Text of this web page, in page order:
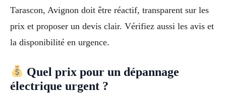
Tarascon, Avignon doit être réactif, transparent sur les
prix et proposer un devis clair. Vérifiez aussi les avis et
la disponibilité en urgence.
Quel prix pour un dépannage
électrique urgent ?